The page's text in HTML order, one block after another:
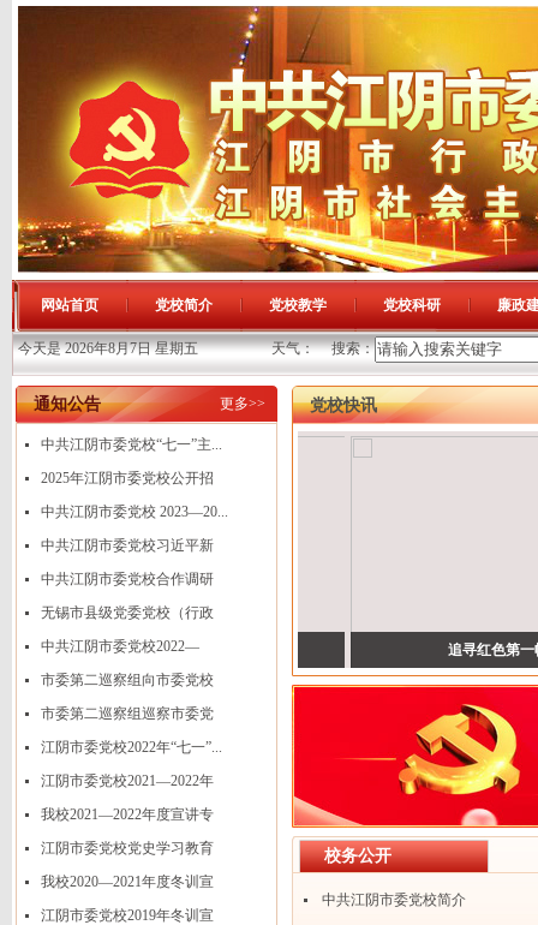
网站首页 党校简介 党校教学 党校科研 廉政
今天是 2026年8月7日 星期五 天气： 搜索：
通知公告 更多>>
中共江阴市委党校“七一”主...
2025年江阴市委党校公开招
聘...
中共江阴市委党校 2023—20...
中共江阴市委党校习近平新
时...
中共江阴市委党校合作调研
课...
无锡市县级党委党校（行政
学...
中共江阴市委党校2022—
2023...
市委第二巡察组向市委党校
反...
市委第二巡察组巡察市委党
校...
江阴市委党校2022年“七一”...
江阴市委党校2021—2022年
度...
我校2021—2022年度宣讲专
题...
江阴市委党校党史学习教育
宣...
我校2020—2021年度冬训宣
讲...
江阴市委党校2019年冬训宣
党校快讯
排查整治风险隐患 筑... 追寻红色第一帆 开...
校务公开
中共江阴市委党校简介